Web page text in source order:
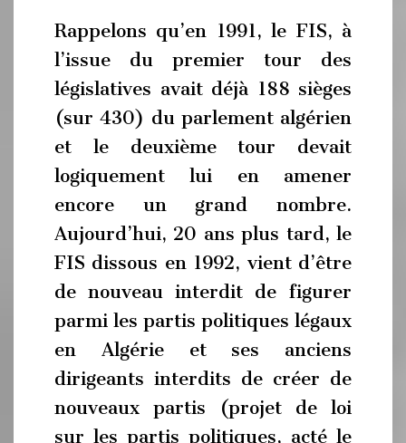
Rappelons qu’en 1991, le FIS, à
l’issue du premier tour des
législatives avait déjà 188 sièges
(sur 430) du parlement algérien
et le deuxième tour devait
logiquement lui en amener
encore un grand nombre.
Aujourd’hui, 20 ans plus tard, le
FIS dissous en 1992, vient d’être
de nouveau interdit de figurer
parmi les partis politiques légaux
en Algérie et ses anciens
dirigeants interdits de créer de
nouveaux partis (projet de loi
sur les partis politiques, acté le